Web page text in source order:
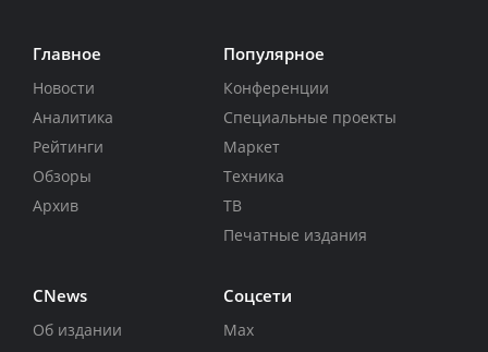
Главное
Новости
Аналитика
Рейтинги
Обзоры
Архив
Популярное
Конференции
Специальные проекты
Маркет
Техника
ТВ
Печатные издания
CNews
Об издании
Соцсети
Max